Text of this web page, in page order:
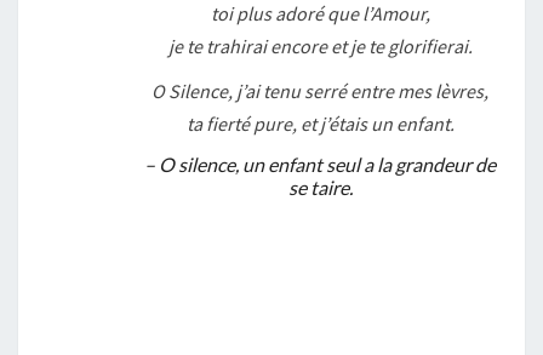
toi plus adoré que l’Amour,
je te trahirai encore et je te glorifierai.
O Silence, j’ai tenu serré entre mes lèvres,
ta fierté pure, et j’étais un enfant.
– O silence, un enfant seul a la grandeur de
se taire.